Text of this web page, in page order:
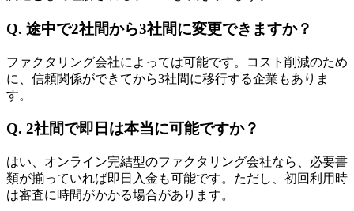
Q. 途中で2社間から3社間に変更できますか？
ファクタリング会社によっては可能です。コスト削減のため
に、信頼関係ができてから3社間に移行する企業もありま
す。
Q. 2社間で即日は本当に可能ですか？
はい、オンライン完結型のファクタリング会社なら、必要書
類が揃っていれば即日入金も可能です。ただし、初回利用時
は審査に時間がかかる場合があります。